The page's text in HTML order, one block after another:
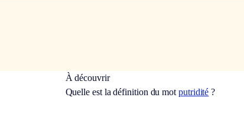
À découvrir
Quelle est la définition du motputridité ?